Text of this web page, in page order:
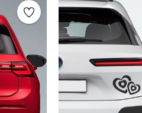
kullanılan dayanıklı, şık ve pratik
şekilde tasarlanır ve çeşitli hava
daha özgün hale getirme fırsatı sunar.
mesajlar veya dekoratif tasarımlar gibi
Araç stickerları, uygulama kolaylığı ve
malzemeler kullanılarak üretilen bu
Ayrıca, araç stickerları genellikle suya,
böylece uzun süre taze kalır ve etkili bir
amaçlarla kullanılabilecek araç